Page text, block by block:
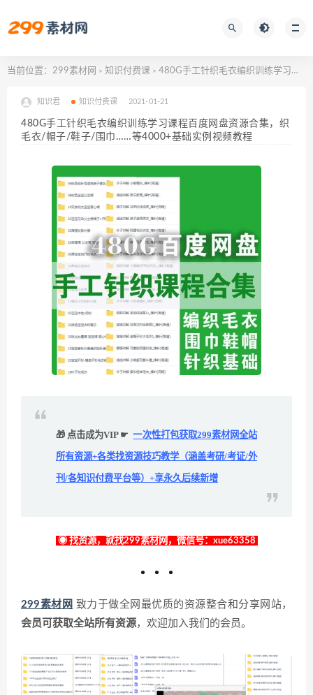
当前位置： 299素材网 > 知识付费课 > 480G手工针织毛衣编织训练学习课程百度网盘资源合集，织毛衣/帽子/鞋子/围巾……等4000+基础实例视频教程
知识君 知识付费课 2021-01-21
480G手工针织毛衣编织训练学习课程百度网盘资源合集，织
毛衣/帽子/鞋子/围巾……等4000+基础实例视频教程
🎁 点击成为VIP ☛ 一次性打包获取299素材网全站
所有资源+各类找资源技巧教学（涵盖考研/考证/外
刊/各知识付费平台等）+享永久后续新增
◉ 找资源，就找299素材网，微信号：xue63358
299素材网 致力于做全网最优质的资源整合和分享网站，
会员可获取全站所有资源，欢迎加入我们的会员。